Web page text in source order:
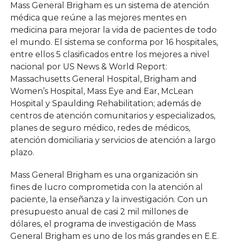
Mass General Brigham es un sistema de atención
médica que reúne a las mejores mentes en
medicina para mejorar la vida de pacientes de todo
el mundo. El sistema se conforma por 16 hospitales,
entre ellos 5 clasificados entre los mejores a nivel
nacional por US News & World Report:
Massachusetts General Hospital, Brigham and
Women’s Hospital, Mass Eye and Ear, McLean
Hospital y Spaulding Rehabilitation; además de
centros de atención comunitarios y especializados,
planes de seguro médico, redes de médicos,
atención domiciliaria y servicios de atención a largo
plazo.
Mass General Brigham es una organización sin
fines de lucro comprometida con la atención al
paciente, la enseñanza y la investigación. Con un
presupuesto anual de casi 2 mil millones de
dólares, el programa de investigación de Mass
General Brigham es uno de los más grandes en E.E.